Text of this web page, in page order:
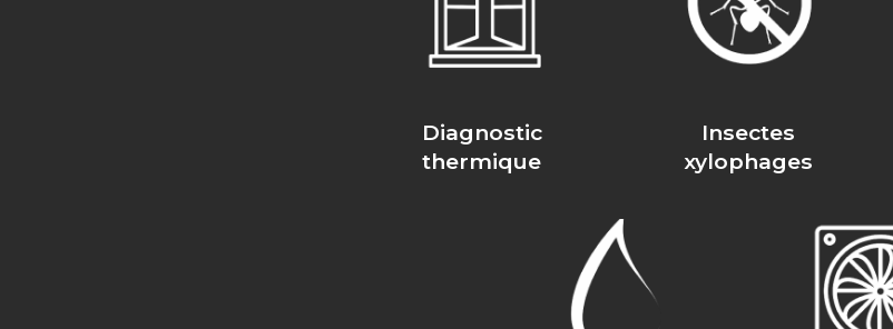
Diagnostic
thermique
Insectes
xylophages